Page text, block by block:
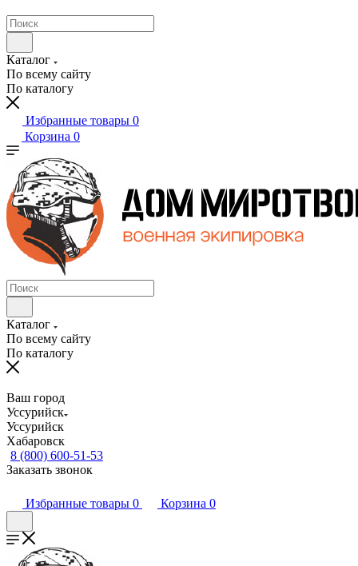
Каталог
По всему сайту
По каталогу
Избранные товары 0
Корзина 0
Каталог
По всему сайту
По каталогу
Ваш город
Уссурийск
Уссурийск
Хабаровск
8 (800) 600-51-53
Заказать звонок
Избранные товары 0 Корзина 0